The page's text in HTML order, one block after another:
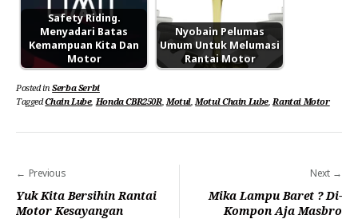
Safety Riding.
Menyadari Batas
Kemampuan Kita Dan
Motor
Nyobain Pelumas
Umum Untuk Melumasi
Rantai Motor
Posted inSerba Serbi
TaggedChain Lube, Honda CBR250R, Motul Motul Chain Lube Rantai Motor
Navigasi
pos
Previous
Yuk Kita Bersihin Rantai
Motor Kesayangan
Next
Mika Lampu Baret ? Di-
Kompon Aja Masbro